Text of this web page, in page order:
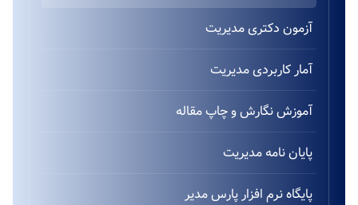
آزمون دکتری مدیریت
آمار کاربردی مدیریت
آموزش نگارش و چاپ مقاله
پایان نامه مدیریت
پایگاه نرم افزار پارس مدیر